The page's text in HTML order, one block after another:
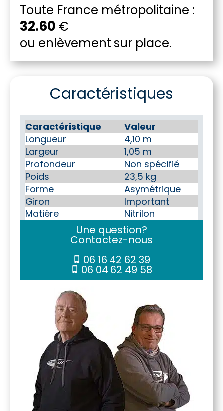
Toute France métropolitaine :
32.60 €
ou enlèvement sur place.
Caractéristiques
Caractéristique
Valeur
Longueur
4,10 m
Largeur
1,05 m
Profondeur
Non spécifié
Poids
23,5 kg
Forme
Asymétrique
Giron
Important
Matière
Nitrilon
Une question?
Contactez-nous
06 16 42 62 39
06 04 62 49 58